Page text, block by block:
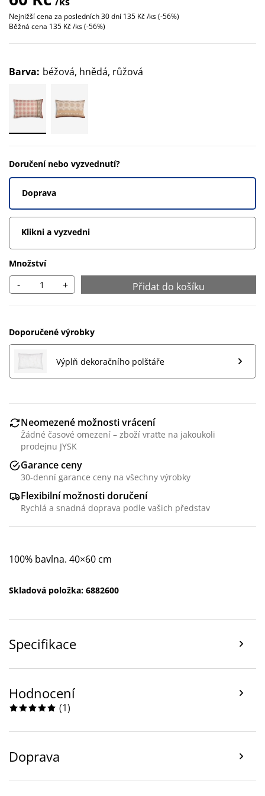
Nejnižší cena za posledních 30 dní 135 Kč /ks (-56%)
Běžná cena 135 Kč /ks (-56%)
Barva: béžová, hnědá, růžová
Doručení nebo vyzvednutí?
Doprava
Klikni a vyzvedni
Množství
- + Přidat do košíku
Doporučené výrobky
Výplň dekoračního polštáře
Neomezené možnosti vrácení
Žádné časové omezení – zboží vraťte na jakoukoli
prodejnu JYSK
Garance ceny
30-denní garance ceny na všechny výrobky
Flexibilní možnosti doručení
Rychlá a snadná doprava podle vašich představ
100% bavlna. 40×60 cm
Skladová položka: 6882600
Specifikace
Hodnocení
(1)
Doprava